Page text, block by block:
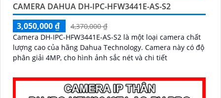
CAMERA DAHUA DH-IPC-HFW3441E-AS-S2
3,050,000 ₫
4,370,000 ₫
Camera DH-IPC-HFW3441E-AS-S2 là một loại camera chất
lượng cao của hãng Dahua Technology. Camera này có độ
phân giải 4MP, cho hình ảnh sắc nét và chi tiết